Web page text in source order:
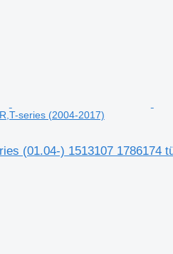
series (2004-2017)
(01.04-) 1513107 1786174